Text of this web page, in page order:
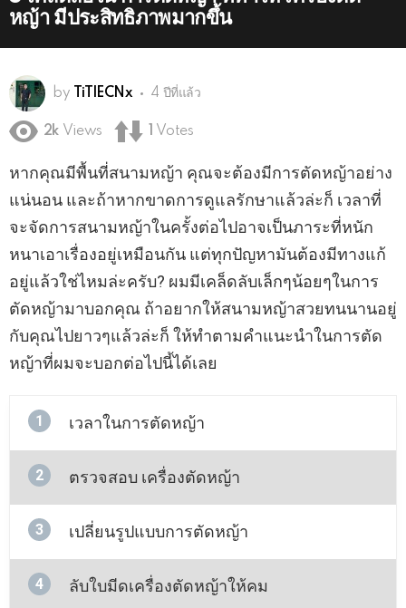
หญ้า มีประสิทธิภาพมากขึ้น
by TiTlECNx 4 ปีที่แล้ว
2k Views Votes
หากคุณมีพื้นที่สนามหญ้า คุณจะต้องมีการตัดหญ้าอย่าง
แน่นอน และถ้าหากขาดการดูแลรักษาแล้วล่ะก็ เวลาที่
จะจัดการสนามหญ้าในครั้งต่อไปอาจเป็นภาระที่หนัก
หนาเอาเรื่องอยู่เหมือนกัน แต่ทุกปัญหามันต้องมีทางแก้
อยู่แล้วใช่ไหมล่ะครับ? ผมมีเคล็ดลับเล็กๆน้อยๆในการ
ตัดหญ้ามาบอกคุณ ถ้าอยากให้สนามหญ้าสวยทนนานอยู่
กับคุณไปยาวๆแล้วล่ะก็ ให้ทำตามคำแนะนำในการตัด
หญ้าที่ผมจะบอกต่อไปนี้ได้เลย
1 เวลาในการตัดหญ้า
2 ตรวจสอบ เครื่องตัดหญ้า
3 เปลี่ยนรูปแบบการตัดหญ้า
4 ลับใบมีดเครื่องตัดหญ้าให้คม